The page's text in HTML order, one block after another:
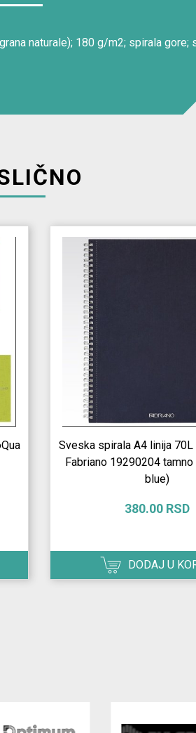
naturale); 180 g/m2; spirala gore;
Sveska spirala A4 linija 70L
Fabriano 19290204 tamno
blue)
380.00 RSD
DODAJ U